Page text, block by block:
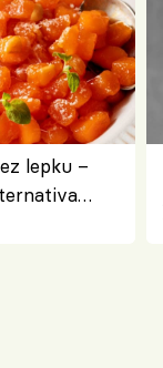
lepku –